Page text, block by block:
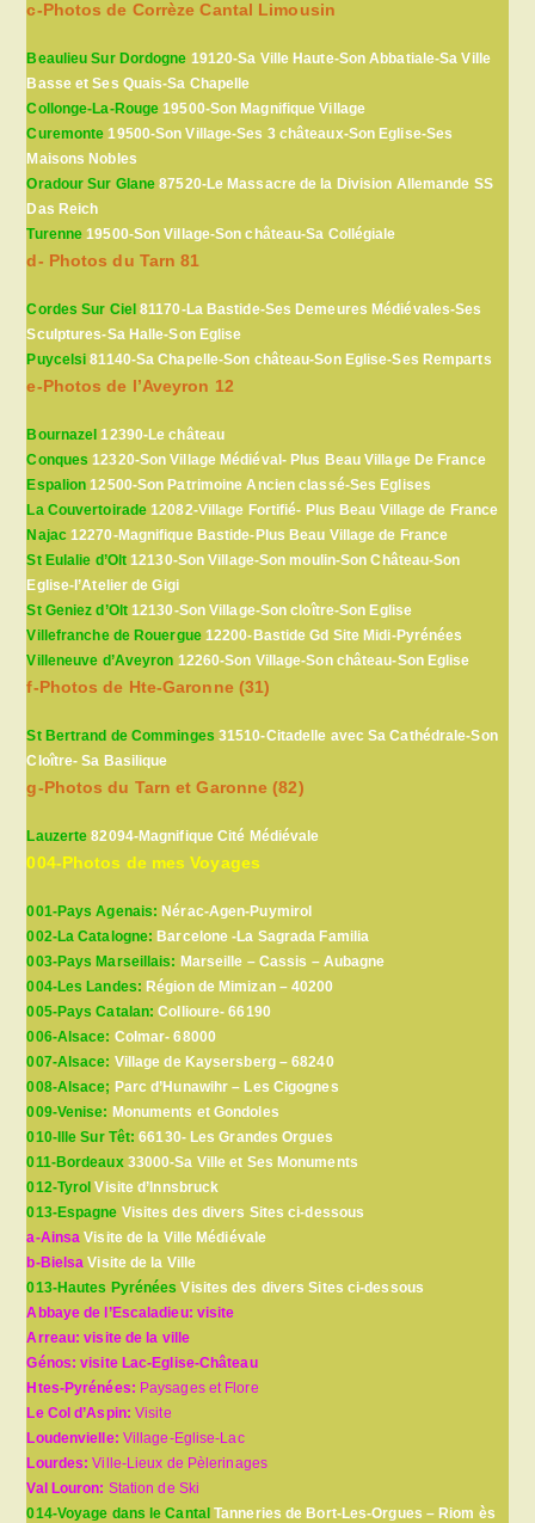
c-Photos de Corrèze Cantal Limousin
Beaulieu Sur Dordogne 19120-Sa Ville Haute-Son Abbatiale-Sa Ville
Basse et Ses Quais-Sa Chapelle
Collonge-La-Rouge 19500-Son Magnifique Village
Curemonte 19500-Son Village-Ses 3 châteaux-Son Eglise-Ses
Maisons Nobles
Oradour Sur Glane 87520-Le Massacre de la Division Allemande SS
Das Reich
Turenne 19500-Son Village-Son château-Sa Collégiale
d- Photos du Tarn 81
Cordes Sur Ciel81170-La Bastide-Ses Demeures Médiévales-Ses
Sculptures-Sa Halle-Son Eglise
Puycelsi 81140-Sa Chapelle-Son château-Son Eglise-Ses Remparts
e-Photos de l’Aveyron 12
Bournazel 12390-Le château
Conques 12320-Son Village Médiéval- Plus Beau Village De France
Espalion 12500-Son Patrimoine Ancien classé-Ses Eglises
La Couvertoirade 12082-Village Fortifié- Plus Beau Village de France
Najac12270-Magnifique Bastide-Plus Beau Village de France
St Eulalie d’Olt 12130-Son Village-Son moulin-Son Château-Son
Eglise-l’Atelier de Gigi
St Geniez d’Olt12130-Son Village-Son cloître-Son Eglise
Villefranche de Rouergue12200-Bastide Gd Site Midi-Pyrénées
Villeneuve d’Aveyron 12260-Son Village-Son château-Son Eglise
f-Photos de Hte-Garonne (31)
St Bertrand de Comminges 31510-Citadelle avec Sa Cathédrale-Son
Cloître- Sa Basilique
g-Photos du Tarn et Garonne (82)
Lauzerte 82094-Magnifique Cité Médiévale
004-Photos de mes Voyages
001-Pays Agenais: Nérac-Agen-Puymirol
002-La Catalogne:Barcelone -La Sagrada Familia
003-Pays Marseillais: Marseille – Cassis – Aubagne
004-Les Landes:Région de Mimizan – 40200
005-Pays Catalan:Collioure- 66190
006-Alsace: Colmar- 68000
007-Alsace: Village de Kaysersberg – 68240
008-Alsace; Parc d’Hunawihr – Les Cigognes
009-Venise: Monuments et Gondoles
010-Ille Sur Têt:66130- Les Grandes Orgues
011-Bordeaux33000-Sa Ville et Ses Monuments
012-Tyrol Visite d’Innsbruck
013-Espagne Visites des divers Sites ci-dessous
a-Ainsa Visite de la Ville Médiévale
b-Bielsa Visite de la Ville
013-Hautes Pyrénées Visites des divers Sites ci-dessous
Abbaye de l’Escaladieu: visite
Arreau: visite de la ville
Génos: visite Lac-Eglise-Château
Htes-Pyrénées: Paysages et Flore
Le Col d’Aspin:Visite
Loudenvielle: Village-Eglise-Lac
Lourdes:Ville-Lieux de Pèlerinages
Val Louron: Station de Ski
014-Voyage dans le CantalTanneries de Bort-Les-Orgues – Riom ès